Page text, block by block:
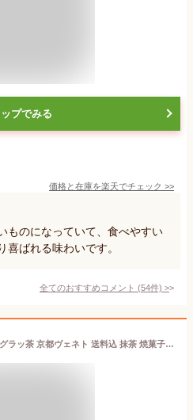
プでみる
価格と在庫を楽天でチェック >>
ものになっていて、食べやすい
喜ばれる味わいです。
全てのおすすめコメント (54件) >
ハロウィン お菓子 ギフト グラッ茶 京都ヴェネト 送料込 抹茶 焼菓子 クッキー 京都 お土産 抹茶スイーツ 小分け 個包装 お供え 御供 職場 産休 出産 結婚 結婚記念日 ご挨拶 誕生日 出産 内祝 日本 修学旅行 京都土産 帰省土産